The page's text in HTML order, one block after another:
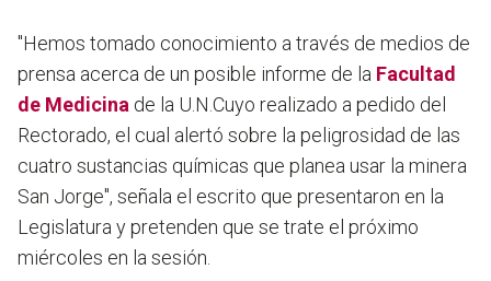
"Hemos tomado conocimiento a través de medios de
prensa acerca de un posible informe de la Facultad
de Medicina de la U.N.Cuyo realizado a pedido del
Rectorado, el cual alertó sobre la peligrosidad de las
cuatro sustancias químicas que planea usar la minera
San Jorge", señala el escrito que presentaron en la
Legislatura y pretenden que se trate el próximo
miércoles en la sesión.